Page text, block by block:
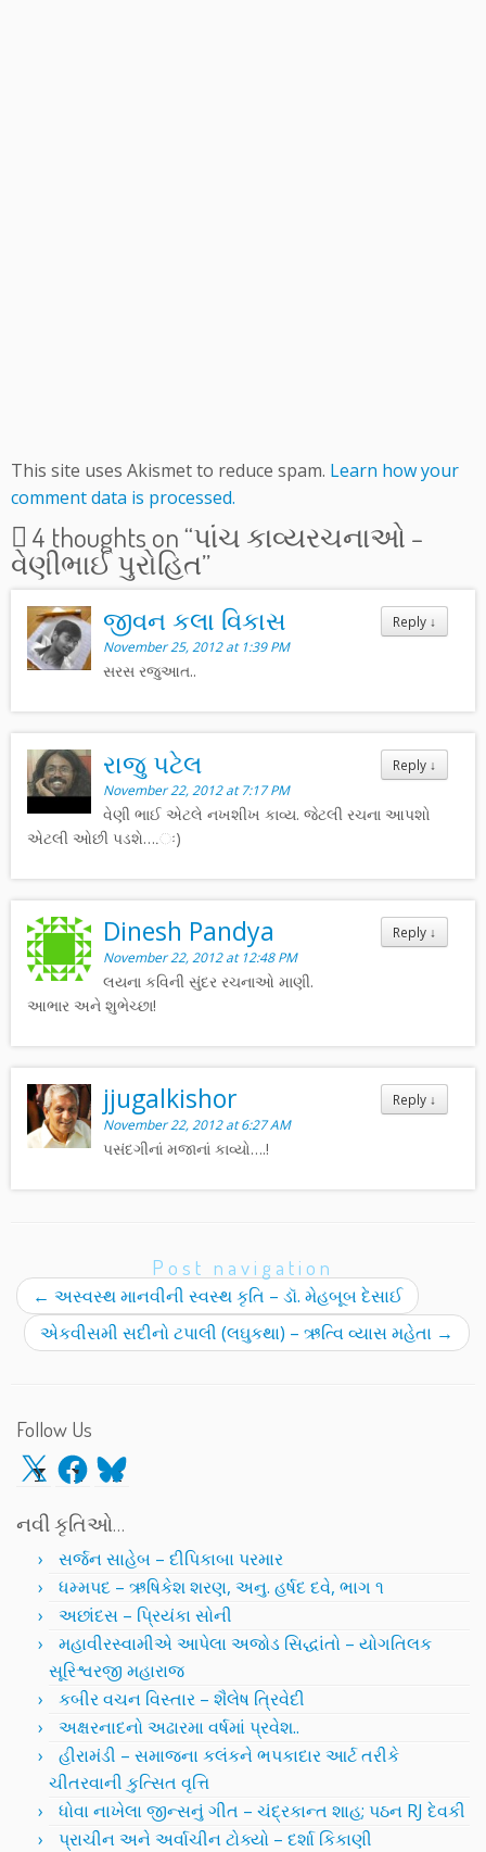
This site uses Akismet to reduce spam. Learn how your
comment data is processed.
4 thoughts on “પાંચ કાવ્યરચનાઓ –
વેણીભાઈ પુરોહિત”
Reply ↓
જીવન કલા વિકાસ
November 25, 2012 at 1:39 PM
સરસ રજુઆત..
Reply ↓
રાજુ પટેલ
November 22, 2012 at 7:17 PM
વેણી ભાઈ એટલે નખશીખ કાવ્ય. જેટલી રચના આપશો
એટલી ઓછી પડશે….ઃ)
Reply ↓
Dinesh Pandya
November 22, 2012 at 12:48 PM
લયના કવિની સુંદર રચનાઓ માણી.
આભાર અને શુભેચ્છા!
Reply ↓
jjugalkishor
November 22, 2012 at 6:27 AM
પસંદગીનાં મજાનાં કાવ્યો….!
Post navigation
← અસ્વસ્થ માનવીની સ્વસ્થ કૃતિ – ડૉ. મેહબૂબ દેસાઈ
એકવીસમી સદીનો ટપાલી (લઘુકથા) – ઋત્વિ વ્યાસ મહેતા →
Follow Us
X Facebook
Bluesky
નવી કૃતિઓ…
સર્જન સાહેબ – દીપિકાબા પરમાર
ધમ્મપદ – ઋષિકેશ શરણ, અનુ. હર્ષદ દવે, ભાગ ૧
અછાંદસ – પ્રિયંકા સોની
મહાવીરસ્વામીએ આપેલા અજોડ સિદ્ધાંતો – યોગતિલક
સૂરિશ્વરજી મહારાજ
કબીર વચન વિસ્તાર – શૈલેષ ત્રિવેદી
અક્ષરનાદનો અઢારમા વર્ષમાં પ્રવેશ..
હીરામંડી – સમાજના કલંકને ભપકાદાર આર્ટ તરીકે
ચીતરવાની કુત્સિત વૃત્તિ
ધોવા નાખેલા જીન્સનું ગીત – ચંદ્રકાન્ત શાહ; પઠન RJ દેવકી
પ્રાચીન અને અર્વાચીન ટોક્યો – દર્શા કિકાણી